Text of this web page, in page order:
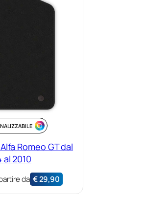
Romeo GT dal
al 2010
da €29,90